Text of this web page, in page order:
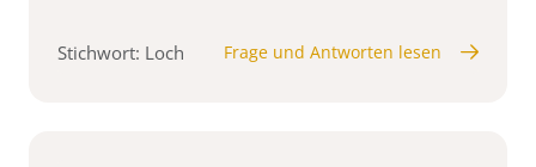
Stichwort: Loch Frage und Antworten lesen